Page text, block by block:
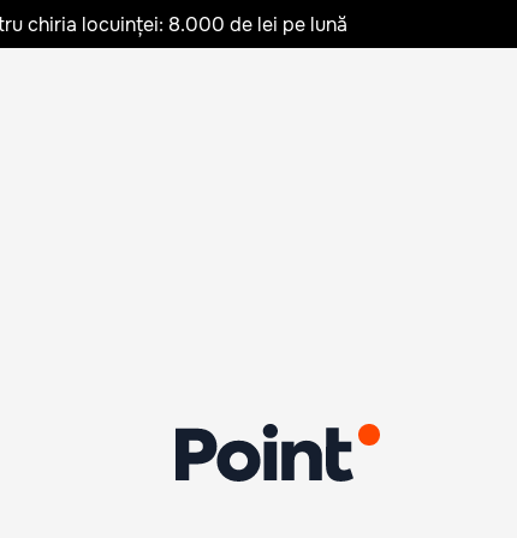
chiria locuinței: 8.000 de lei pe lună